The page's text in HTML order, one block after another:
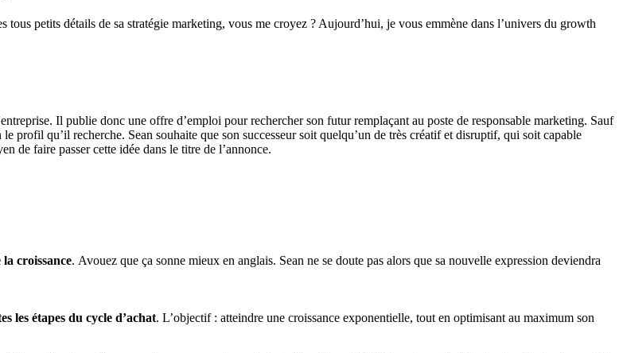
petits détails de sa stratégie marketing, vous me croyez ? Aujourd’hui, je vous emmène dans l’univers du growth
Il publie donc une offre d’emploi pour rechercher son futur remplaçant au poste de responsable marketing. Sauf
profil qu’il recherche. Sean souhaite que son successeur soit quelqu’un de très créatif et disruptif, qui soit capable
de faire passer cette idée dans le titre de l’annonce.
croissance. Avouez que ça sonne mieux en anglais. Sean ne se doute pas alors que sa nouvelle expression deviendra
les étapes du cycle d’achat. L’objectif : atteindre une croissance exponentielle, tout en optimisant au maximum son